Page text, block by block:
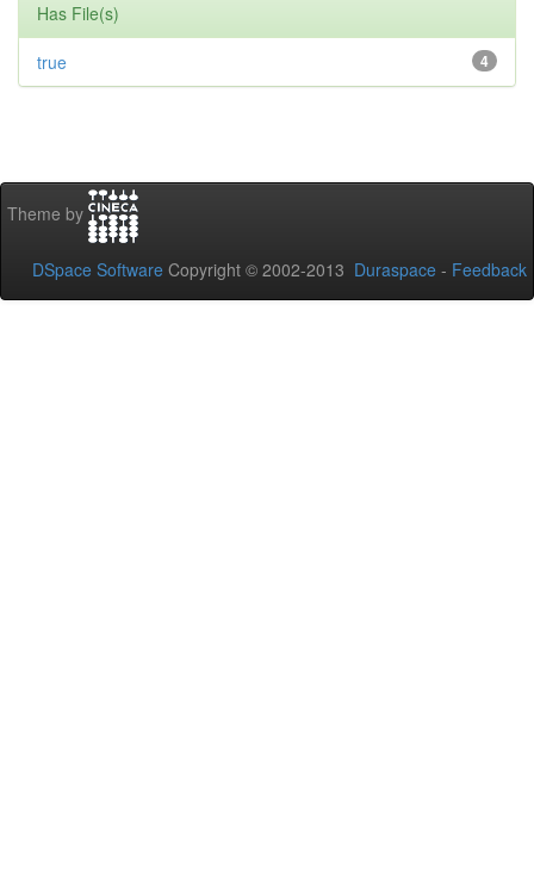
Has File(s)
4
true
Theme by
DSpace Software Copyright © 2002-2013 Duraspace - Feedback